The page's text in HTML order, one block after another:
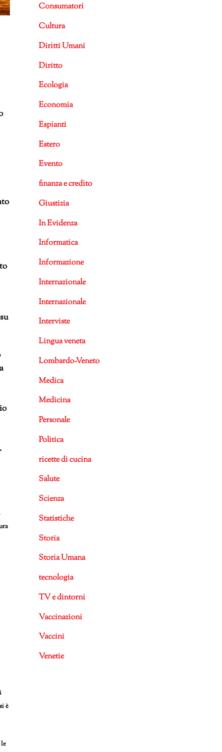
è
Consumatori
Cultura
Diritti Umani
Diritto
Ecologia
Economia
Espianti
Estero
Evento
finanza e credito
Giustizia
In Evidenza
Informatica
Informazione
Internazionale
Internazionale
Interviste
Lingua veneta
Lombardo-Veneto
Medica
Medicina
Personale
Politica
ricette di cucina
Salute
Scienza
Statistiche
Storia
Storia Umana
tecnologia
TV e dintorni
Vaccinazioni
Vaccini
Venetie